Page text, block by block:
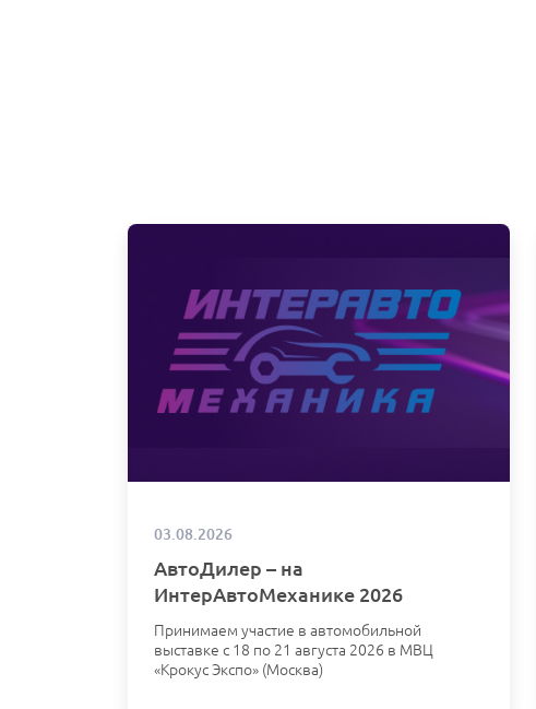
03.08.2026
АвтоДилер – на
ИнтерАвтоМеханике 2026
Принимаем участие в автомобильной
выставке с 18 по 21 августа 2026 в МВЦ
«Крокус Экспо» (Москва)